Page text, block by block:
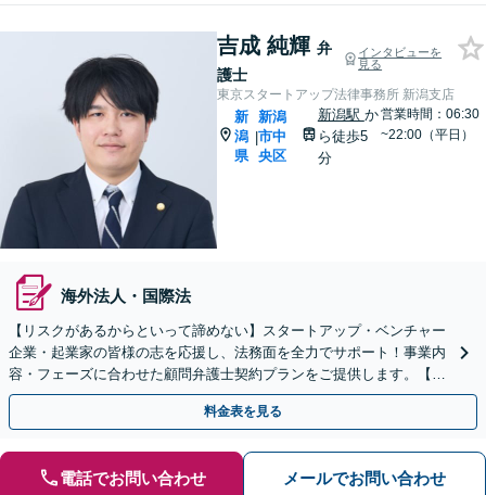
吉成 純輝 弁
護士
インタビューを
見る
東京スタートアップ法律事務所 新潟支店
新
潟
県
|
新潟
市中
央区
新潟駅 か
ら徒歩5
分
営業時間：06:30
~22:00（平日）
海外法人・国際法
【リスクがあるからといって諦めない】スタートアップ・ベンチャー
企業・起業家の皆様の志を応援し、法務面を全力でサポート！事業内
容・フェーズに合わせた顧問弁護士契約プランをご提供します。【顧
問契約／企業法務】
料金表を見る
電話でお問い合わせ メールでお問い合わせ